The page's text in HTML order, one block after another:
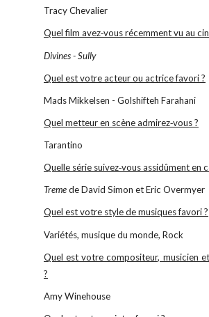
Tracy Chevalier
Quel film avez‐vous récemment vu au
Divines - Sully
Quel est votre acteur ou actrice favori ?
Mads Mikkelsen - Golshifteh Farahani
Quel metteur en scène admirez‐vous ?
Tarantino
Quelle série suivez‐vous assidûment en
Tremede David Simon et Eric Overmyer
Quel est votre style de musiques favori ?
Variétés, musique du monde, Rock
Quel est votre compositeur, musicien
?
Amy Winehouse